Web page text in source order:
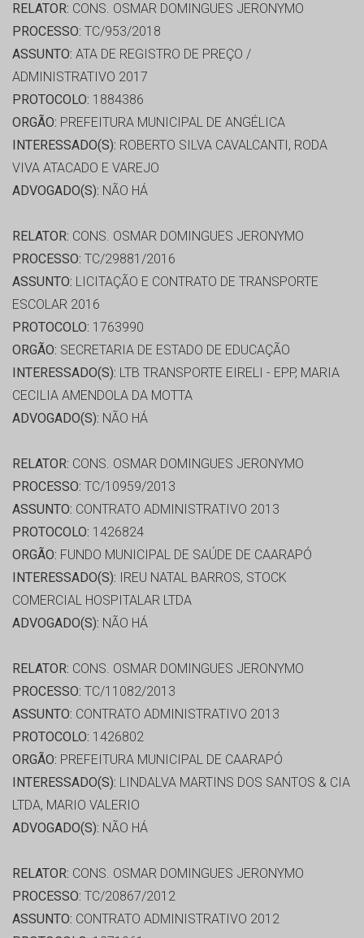
RELATOR: CONS. OSMAR DOMINGUES JERONYMO
PROCESSO: TC/953/2018
ASSUNTO: ATA DE REGISTRO DE PREÇO /
ADMINISTRATIVO 2017
PROTOCOLO: 1884386
ORGÃO: PREFEITURA MUNICIPAL DE ANGÉLICA
INTERESSADO(S): ROBERTO SILVA CAVALCANTI, RODA
VIVA ATACADO E VAREJO
ADVOGADO(S): NÃO HÁ
RELATOR: CONS. OSMAR DOMINGUES JERONYMO
PROCESSO: TC/29881/2016
ASSUNTO: LICITAÇÃO E CONTRATO DE TRANSPORTE
ESCOLAR 2016
PROTOCOLO: 1763990
ORGÃO: SECRETARIA DE ESTADO DE EDUCAÇÃO
INTERESSADO(S): LTB TRANSPORTE EIRELI - EPP, MARIA
CECILIA AMENDOLA DA MOTTA
ADVOGADO(S): NÃO HÁ
RELATOR: CONS. OSMAR DOMINGUES JERONYMO
PROCESSO: TC/10959/2013
ASSUNTO: CONTRATO ADMINISTRATIVO 2013
PROTOCOLO: 1426824
ORGÃO: FUNDO MUNICIPAL DE SAÚDE DE CAARAPÓ
INTERESSADO(S): IREU NATAL BARROS, STOCK
COMERCIAL HOSPITALAR LTDA
ADVOGADO(S): NÃO HÁ
RELATOR: CONS. OSMAR DOMINGUES JERONYMO
PROCESSO: TC/11082/2013
ASSUNTO: CONTRATO ADMINISTRATIVO 2013
PROTOCOLO: 1426802
ORGÃO: PREFEITURA MUNICIPAL DE CAARAPÓ
INTERESSADO(S): LINDALVA MARTINS DOS SANTOS & CIA
LTDA, MARIO VALERIO
ADVOGADO(S): NÃO HÁ
RELATOR: CONS. OSMAR DOMINGUES JERONYMO
PROCESSO: TC/20867/2012
ASSUNTO: CONTRATO ADMINISTRATIVO 2012